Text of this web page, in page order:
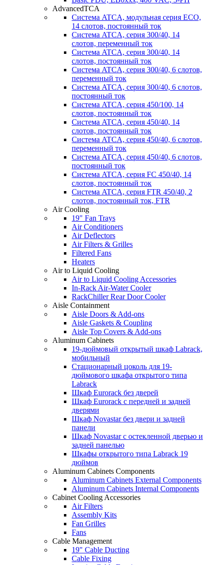
AdvancedTCA
Система ATCA, модульная серия ECO,
14 слотов, постоянный ток
Система ATCA, серия 300/40, 14
слотов, переменный ток
Система ATCA, серия 300/40, 14
слотов, постоянный ток
Система ATCA, серия 300/40, 6 слотов,
переменный ток
Система ATCA, серия 300/40, 6 слотов,
постоянный ток
Система ATCA, серия 450/100, 14
слотов, постоянный ток
Система ATCA, серия 450/40, 14
слотов, постоянный ток
Система ATCA, серия 450/40, 6 слотов,
переменный ток
Система ATCA, серия 450/40, 6 слотов,
постоянный ток
Система ATCA, серия FC 450/40, 14
слотов, постоянный ток
Система ATCA, серия FTR 450/40, 2
слотов, постоянный ток, FTR
Air Cooling
19" Fan Trays
Air Conditioners
Air Deflectors
Air Filters & Grilles
Filtered Fans
Heaters
Air to Liquid Cooling
Air to Liquid Cooling Accessories
In-Rack Air-Water Cooler
RackChiller Rear Door Cooler
Aisle Containment
Aisle Doors & Add-ons
Aisle Gaskets & Coupling
Aisle Top Covers & Add-ons
Aluminum Cabinets
19-дюймовый открытый шкаф Labrack,
мобильный
Стационарный цоколь для 19-
дюймового шкафа открытого типа
Labrack
Шкаф Eurorack без дверей
Шкаф Eurorack с передней и задней
дверями
Шкаф Novastar без двери и задней
панели
Шкаф Novastar с остекленной дверью и
задней панелью
Шкафы открытого типа Labrack 19
дюймов
Aluminum Cabinets Components
Aluminum Cabinets External Components
Aluminum Cabinets Internal Components
Cabinet Cooling Accessories
Air Filters
Assembly Kits
Fan Grilles
Fans
Cable Management
19" Cable Ducting
Cable Fixing